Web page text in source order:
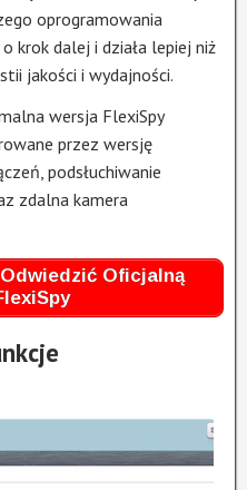
oprogramowania
krok dalej i działa lepiej niż
jakości i wydajności.
wersja FlexiSpy
przez wersję
podsłuchiwanie
zdalna kamera
Oficjalną